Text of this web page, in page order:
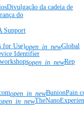
Divulgação da cadeia de
do
Support
for Use)open_in_newGlobal
Identifier
open_in_newRep
open_in_new